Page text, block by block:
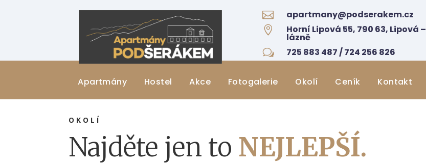
 apartmany@podserakem.cz
 Horní Lipová 55, 790 63, Lipová –
lázně
w 725 883 487 / 724 256 826
Apartmány Hostel Akce Fotogalerie Okolí Ceník Kontakt
OKOLÍ
Najděte jen to NEJLEPŠÍ.